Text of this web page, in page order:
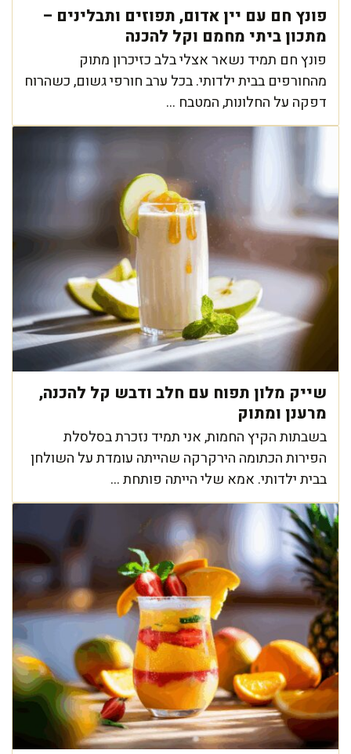
פונץ חם עם יין אדום, תפוזים ותבלינים –
מתכון ביתי מחמם וקל להכנה
פונץ חם תמיד נשאר אצלי בלב כזיכרון מתוק
מהחורפים בבית ילדותי. בכל ערב חורפי גשום, כשהרוח
דפקה על החלונות, המטבח ...
שייק מלון תפוח עם חלב ודבש קל להכנה,
מרענן ומתוק
בשבתות הקיץ החמות, אני תמיד נזכרת בסלסלת
הפירות הכתומה הירקרקה שהייתה עומדת על השולחן
בבית ילדותי. אמא שלי הייתה פותחת ...